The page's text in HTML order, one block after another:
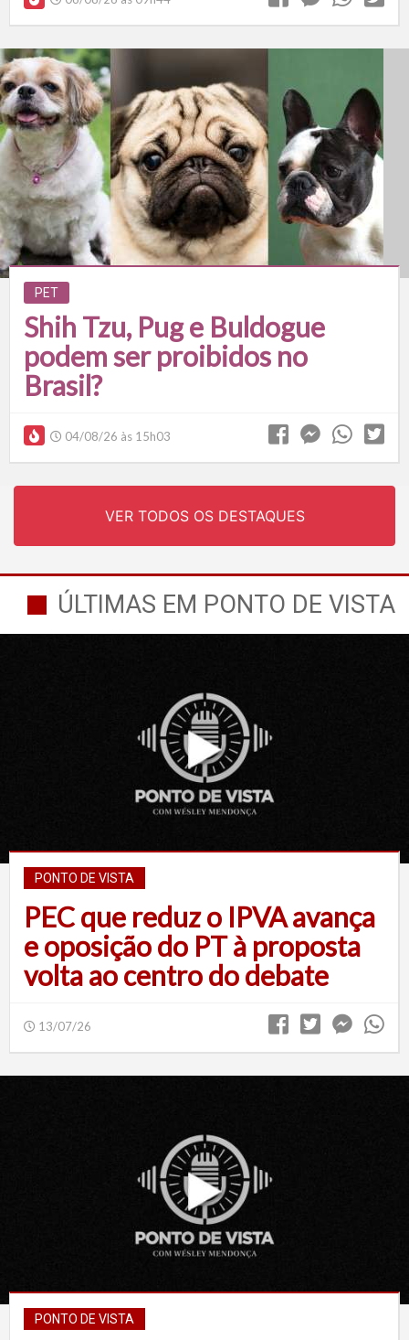
PET
Shih Tzu, Pug e Buldogue
podem ser proibidos no
Brasil?
04/08/26 às 15h03
VER TODOS OS DESTAQUES
ÚLTIMAS EM PONTO DE VISTA
PONTO DE VISTA
PEC que reduz o IPVA avança
e oposição do PT à proposta
volta ao centro do debate
13/07/26
PONTO DE VISTA